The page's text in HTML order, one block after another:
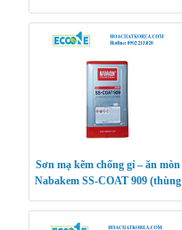
Sơn mạ kẽm chống gỉ – ăn mòn
Nabakem SS-COAT 909 (thùng